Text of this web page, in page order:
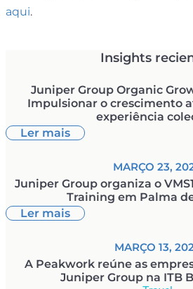
aqui.
Insights
Juniper Group Organic
Impulsionar o crescimento
experiência
Ler mais
MARÇO 23,
Juniper Group organiza o
Training em Palma
Ler mais
MARÇO 13,
A Peakwork reúne as
Juniper Group na ITB